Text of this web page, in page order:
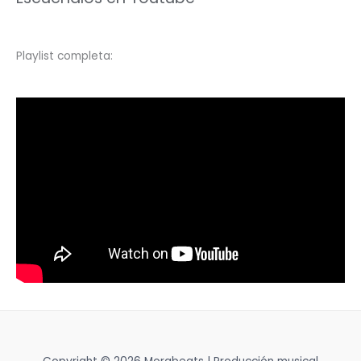
Playlist completa: